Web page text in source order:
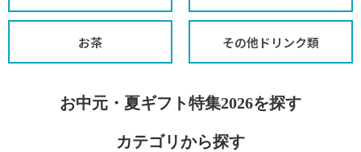
お茶 その他ドリンク類
お中元・夏ギフト特集2026を探す
カテゴリから探す